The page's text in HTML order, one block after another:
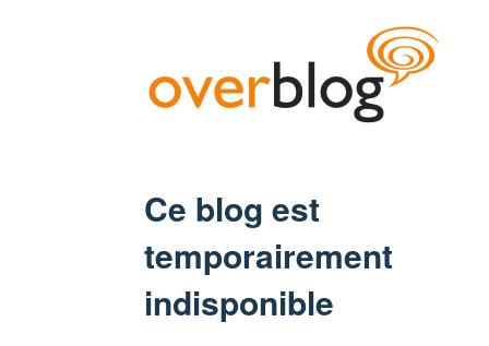
Ce blog est
temporairement
indisponible